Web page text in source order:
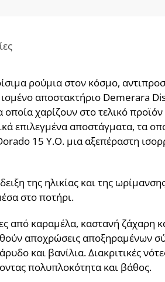
ρούμια στον κόσμο,
αποστακτήριο Demerara
χαρίζουν στο τελικό
επιλεγμένα αποστάγματα, τα
15 Y.O. μια αξεπέραστη
της ηλικίας και της
στο ποτήρι.
από καραμέλα, καστανή ζάχαρη
αποχρώσεις αποξηραμένων
και βανίλια. Διακριτικές
πολυπλοκότητα και βάθος.